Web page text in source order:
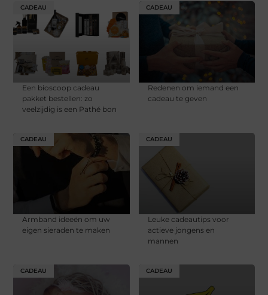
CADEAU
Een bioscoop cadeau
pakket bestellen: zo
veelzijdig is een Pathé bon
CADEAU
Redenen om iemand een
cadeau te geven
CADEAU
Armband ideeën om uw
eigen sieraden te maken
CADEAU
Leuke cadeautips voor
actieve jongens en
mannen
CADEAU CADEAU